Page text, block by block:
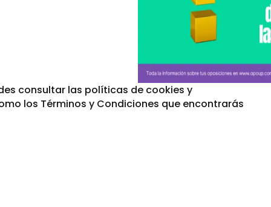
consultar las políticas de cookies y
los Términos y Condiciones que encontrarás